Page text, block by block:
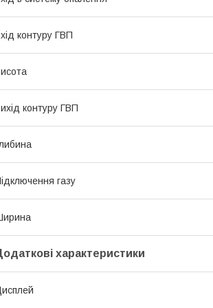
контуру ГВП
контуру ГВП
газу
характеристики